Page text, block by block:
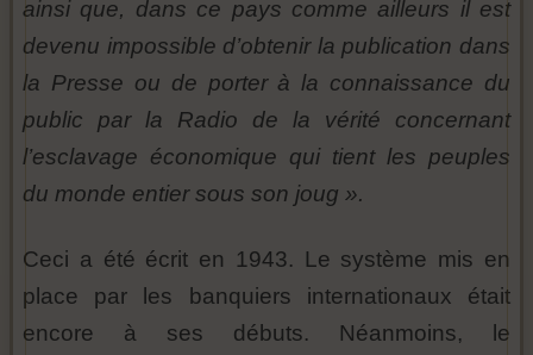
ainsi que, dans ce pays comme ailleurs il est
devenu impossible d’obtenir la publication dans
la Presse ou de porter à la connaissance du
public par la Radio de la vérité concernant
l’esclavage économique qui tient les peuples
du monde entier sous son joug ».
Ceci a été écrit en 1943. Le système mis en
place par les banquiers internationaux était
encore à ses débuts. Néanmoins, le